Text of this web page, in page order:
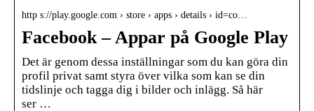
http s://play.google.com › store › apps › details › id=co…
Facebook – Appar på Google Play
Det är genom dessa inställningar som du kan göra din
profil privat samt styra över vilka som kan se din
tidslinje och tagga dig i bilder och inlägg. Så här
ser …